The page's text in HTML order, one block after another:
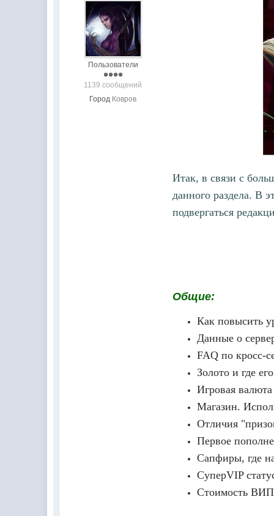
Пользователи
1139 сообщений
Город Ковров
Итак, в связи с
данного раздела. В
подвергаться
Общие:
Как повысить
Данные о
FAQ по кросс-
Золото и где
Игровая
Магазин.
Отличия
Первое
Сапфиры, где
СуперVIP
Стоимость